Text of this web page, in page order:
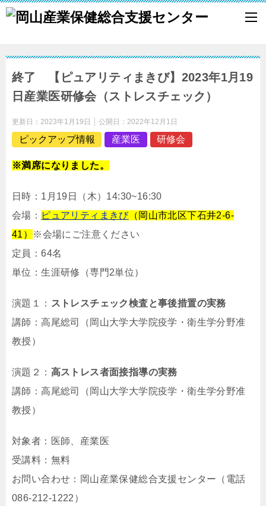
終了 【ピュアリティまきび】2023年1月19
日産業医研修会（ストレスチェック）
更新日： 2023年1月19日 公開日： 2022年12月1日
ピックアップ情報 産業医 研修会
※満席になりました。
日時：1月19日（木）14:30~16:30
会場： ピュアリティまきび（岡山市北区下石井2-6-
41）
※会場にご注意ください
定員：64名
単位：生涯研修（専門2単位）
演題１： ストレスチェック検査と事後措置の実務
講師：高尾総司（岡山大学大学院疫学・衛生学分野准
教授）
演題２： 高ストレス者面接指導の実務
講師：高尾総司（岡山大学大学院疫学・衛生学分野准
教授）
対象者：医師、産業医
受講料：無料
お問い合わせ：岡山産業保健総合支援センター（電話
086-212-1222）